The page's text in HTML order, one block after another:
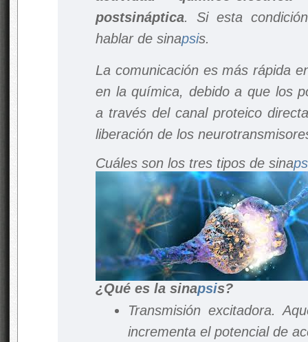
postsináptica. Si esta
hablar de sinapsis.
La comunicación es más rápida
en la química, debido a que los
a través del canal proteico
liberación de los
Cuáles son los tres tipos de sina
¿Qué es la sinapsis?
Transmisión excitadora.
incrementa el potencial de